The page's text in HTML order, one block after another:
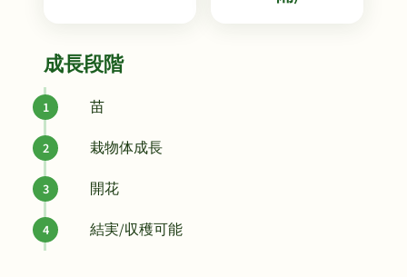
成長段階
苗
栽物体成長
開花
結実/収穫可能